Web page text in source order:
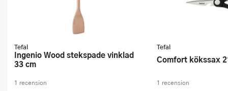
Tefal
Ingenio Wood stekspade vinklad
33 cm
1 recension
Tefal
Comfort kökssax
1 recension